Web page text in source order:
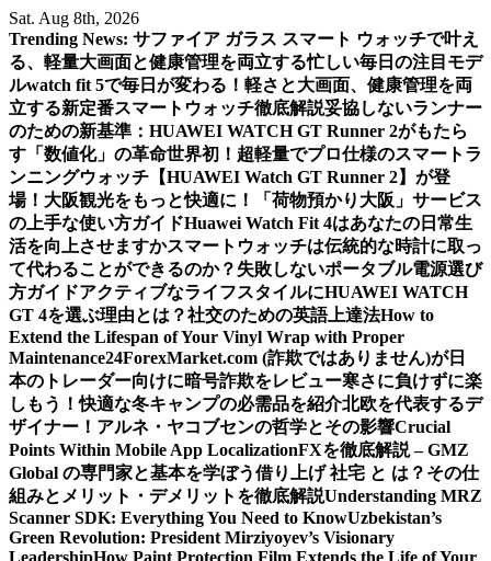
Skip
to
content
Sat. Aug 8th, 2026
Trending News: サファイア ガラス スマート ウォッチで叶え
る、軽量大画面と健康管理を両立する忙しい毎日の注目モデ
ルwatch fit 5で毎日が変わる！軽さと大画面、健康管理を両
立する新定番スマートウォッチ徹底解説妥協しないランナー
のための新基準：HUAWEI WATCH GT Runner 2がもたら
す「数値化」の革命世界初！超軽量でプロ仕様のスマートラ
ンニングウォッチ【HUAWEI Watch GT Runner 2】が登
場！ 大阪観光をもっと快適に！「荷物預かり大阪」サービス
の上手な使い方ガイドHuawei Watch Fit 4はあなたの日常生
活を向上させますかスマートウォッチは伝統的な時計に取っ
て代わることができるのか？ 失敗しないポータブル電源選び
方ガイドアクティブなライフスタイルにHUAWEI WATCH
GT 4を選ぶ理由とは？社交のための英語上達法How to
Extend the Lifespan of Your Vinyl Wrap with Proper
Maintenance24ForexMarket.com (詐欺ではありません)が日
本のトレーダー向けに暗号詐欺をレビュー寒さに負けずに楽
しもう！快適な冬キャンプの必需品を紹介北欧を代表するデ
ザイナー！アルネ・ヤコブセンの哲学とその影響Crucial
Points Within Mobile App LocalizationFXを徹底解説 – GMZ
Global の専門家と基本を学ぼう借り上げ 社宅 と は？その仕
組みとメリット・デメリットを徹底解説Understanding MRZ
Scanner SDK: Everything You Need to KnowUzbekistan’s
Green Revolution: President Mirziyoyev’s Visionary
LeadershipHow Paint Protection Film Extends the Life of Your